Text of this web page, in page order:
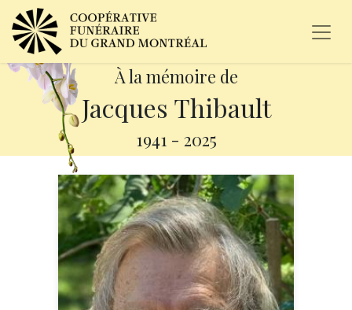
À la mémoire de
Jacques Thibault
1941 - 2025